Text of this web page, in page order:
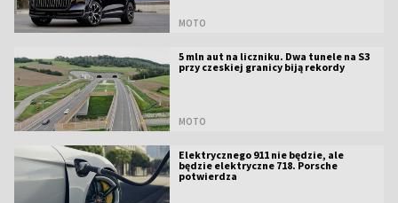
MOTO
5 mln aut na liczniku. Dwa tunele na S3
przy czeskiej granicy biją rekordy
MOTO
Elektrycznego 911 nie będzie, ale
będzie elektryczne 718. Porsche
potwierdza